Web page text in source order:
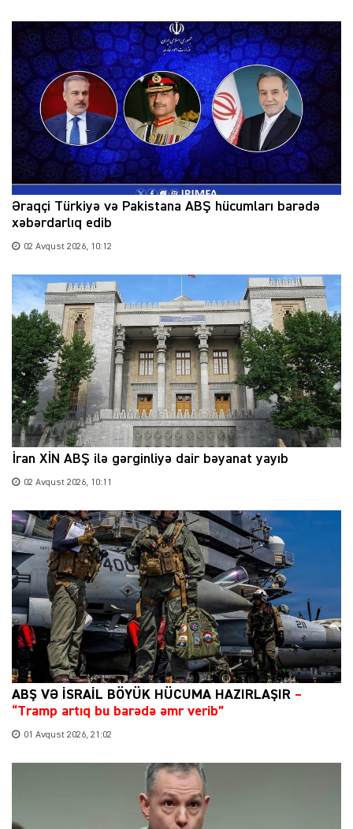
Əraqçi Türkiyə və Pakistana ABŞ hücumları barədə
xəbərdarlıq edib
02 Avqust 2026, 10:12
İran XİN ABŞ ilə gərginliyə dair bəyanat yayıb
02 Avqust 2026, 10:11
ABŞ VƏ İSRAİL BÖYÜK HÜCUMA HAZIRLAŞIR –
“Tramp artıq bu barədə əmr verib”
01 Avqust 2026, 21:02